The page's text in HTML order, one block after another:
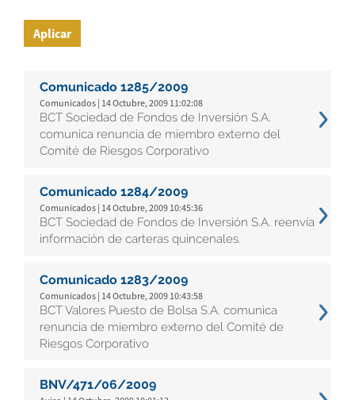
Aplicar
Comunicado 1285/2009
Comunicados | 14 Octubre, 2009 11:02:08
BCT Sociedad de Fondos de Inversión S.A.
comunica renuncia de miembro externo del
Comité de Riesgos Corporativo
Comunicado 1284/2009
Comunicados | 14 Octubre, 2009 10:45:36
BCT Sociedad de Fondos de Inversión S.A. reenvía
información de carteras quincenales.
Comunicado 1283/2009
Comunicados | 14 Octubre, 2009 10:43:58
BCT Valores Puesto de Bolsa S.A. comunica
renuncia de miembro externo del Comité de
Riesgos Corporativo
BNV/471/06/2009